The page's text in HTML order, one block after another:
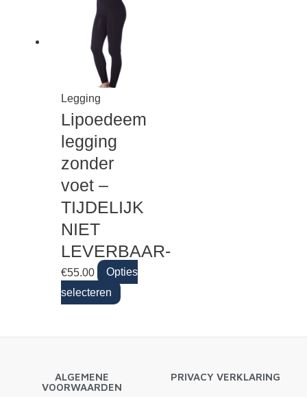
Legging
Lipoedeem
legging
zonder
voet –
TIJDELIJK
NIET
LEVERBAAR-
€55.00
Opties
selecteren
ALGEMENE
VOORWAARDEN
PRIVACY VERKLARING